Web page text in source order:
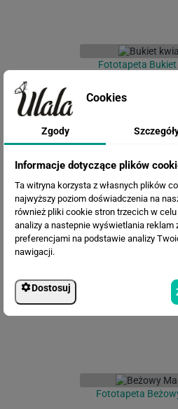
Fototapeta
Fototapeta
Fototapeta
Cookies
Zgody
Informacje dotyczące plików
Ta witryna korzysta z własnych plików
najwyższy poziom doświadczenia na
również pliki cookie stron trzecich w celu
analizy a nastepnie wyświetlania reklam
preferencjami na podstawie analizy
nawigacji.
Dostosuj